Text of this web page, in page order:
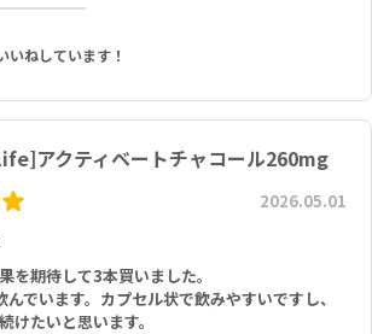
いねしています！
アクティベートチャコール260mg
2026.05.01
を期待して3本買いました。
でいます。カプセル状で飲みやすいですし、
けたいと思います。